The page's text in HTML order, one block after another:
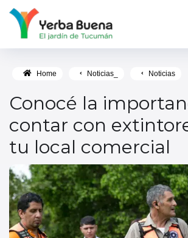
Home Noticias_ Noticias
Conocé la
contar con
tu local comercial